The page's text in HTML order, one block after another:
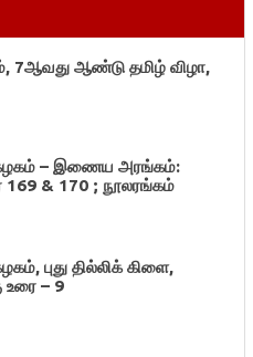
7ஆவது ஆண்டு தமிழ் விழா,
கழகம் – இணைய அரங்கம்:
& 170 ; நூலரங்கம்
புது தில்லிக் கிளை,
– 9